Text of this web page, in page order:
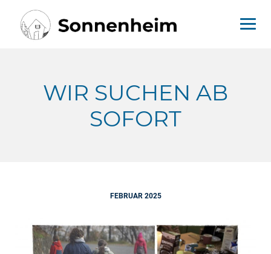
content
WIR SUCHEN AB
SOFORT
FEBRUAR 2025